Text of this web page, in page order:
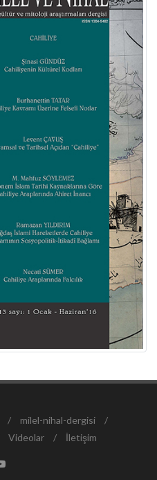
/ milel-nihal-dergisi
/
Videolar / İletişim